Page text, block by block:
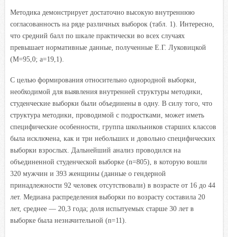
Методика демонстрирует достаточно высокую внутреннюю
согласованность на ряде различных выборок (табл. 1). Интересно,
что средний балл по шкале практически во всех случаях
превышает нормативные данные, полученные Е.Г. Луковицкой
(М=95,0; а=19,1).
С целью формирования относительно однородной выборки,
необходимой для выявления внутренней структуры методики,
студенческие выборки были объединены в одну. В силу того, что
структура методики, проводимой с подростками, может иметь
специфические особенности, группа школьников старших классов
была исключена, как и три небольших и довольно специфических
выборки взрослых. Дальнейший анализ проводился на
объединенной студенческой выборке (n=805), в которую вошли
320 мужчин и 393 женщины (данные о гендерной
принадлежности 92 человек отсутствовали) в возрасте от 16 до 44
лет. Медиана распределения выборки по возрасту составила 20
лет, среднее — 20,3 года; доля испытуемых старше 30 лет в
выборке была незначительной (n=11).